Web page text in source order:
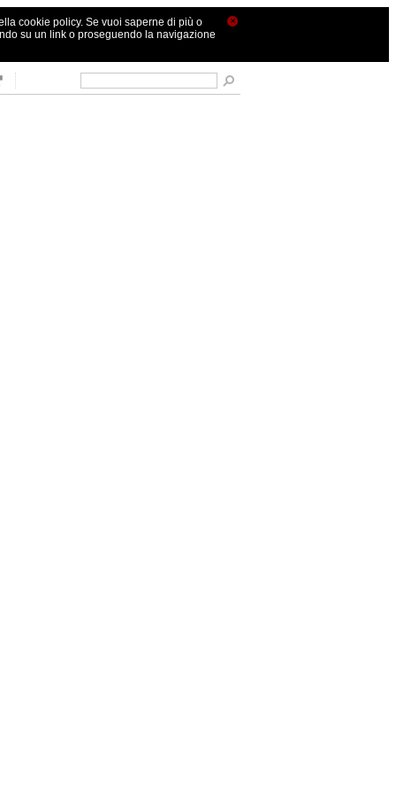
×
cookie policy. Se vuoi saperne di più o
su un link o proseguendo la navigazione